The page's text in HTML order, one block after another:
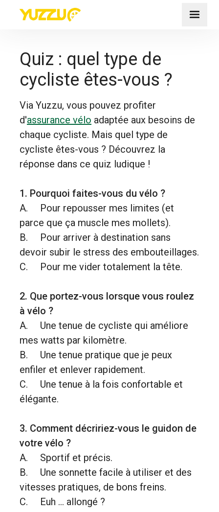
Quiz : quel type de
cycliste êtes-vous ?
Via Yuzzu, vous pouvez profiter
d'assurance vélo adaptée aux besoins de
chaque cycliste. Mais quel type de
cycliste êtes-vous ? Découvrez la
réponse dans ce quiz ludique !
1. Pourquoi faites-vous du vélo ?
A. Pour repousser mes limites (et
parce que ça muscle mes mollets).
B. Pour arriver à destination sans
devoir subir le stress des embouteillages.
C. Pour me vider totalement la tête.
2. Que portez-vous lorsque vous roulez
à vélo ?
A. Une tenue de cycliste qui améliore
mes watts par kilomètre.
B. Une tenue pratique que je peux
enfiler et enlever rapidement.
C. Une tenue à la fois confortable et
élégante.
3. Comment décririez-vous le guidon de
votre vélo ?
A. Sportif et précis.
B. Une sonnette facile à utiliser et des
vitesses pratiques, de bons freins.
C. Euh … allongé ?